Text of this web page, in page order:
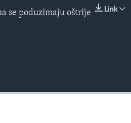
EMBED
Link
se poduzimaju oštrije